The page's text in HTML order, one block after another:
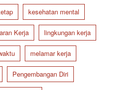
kesehatan mental
Kerja lingkungan kerja
melamar kerja
Pengembangan Diri